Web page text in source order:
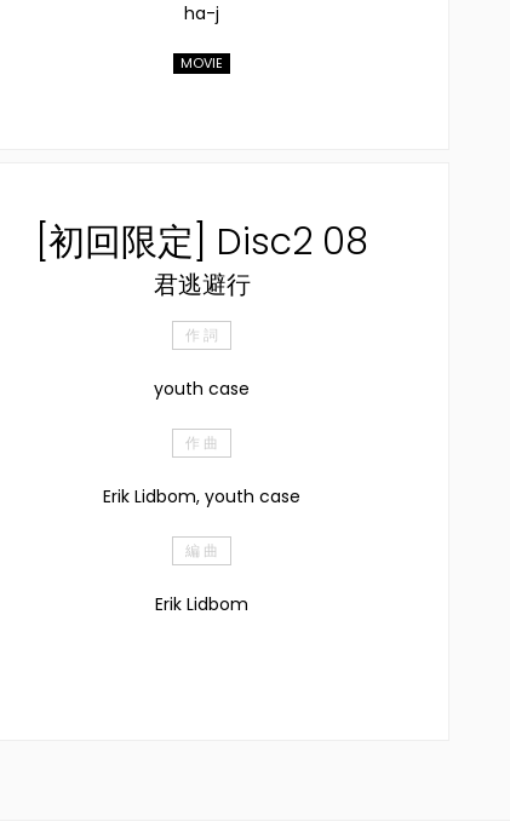
ha-j
MOVIE
[初回限定] Disc2 08
君逃避行
作 詞
youth case
作 曲
Erik Lidbom, youth case
編 曲
Erik Lidbom